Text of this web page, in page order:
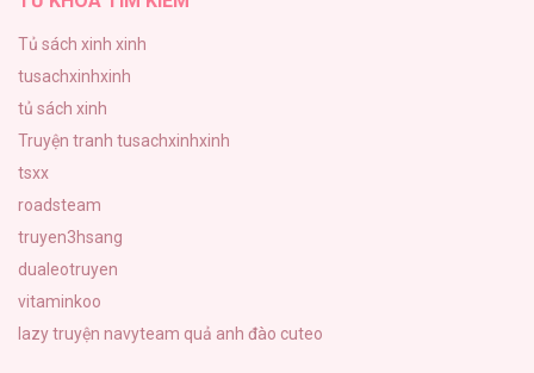
Tủ sách xinh xinh
tusachxinhxinh
tủ sách xinh
Truyện tranh tusachxinhxinh
tsxx
roadsteam
truyen3hsang
dualeotruyen
vitaminkoo
lazy truyện navyteam quả anh đào cuteo